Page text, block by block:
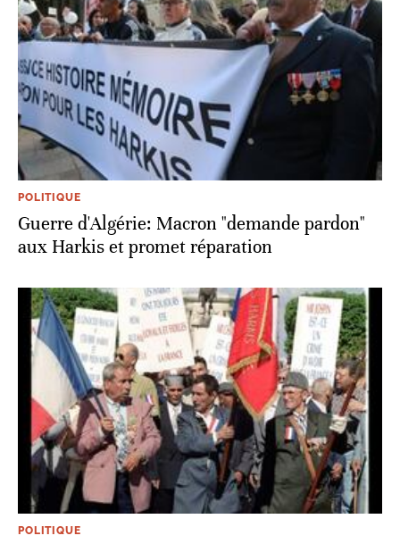
POLITIQUE
Guerre d'Algérie: Macron "demande pardon"
aux Harkis et promet réparation
POLITIQUE